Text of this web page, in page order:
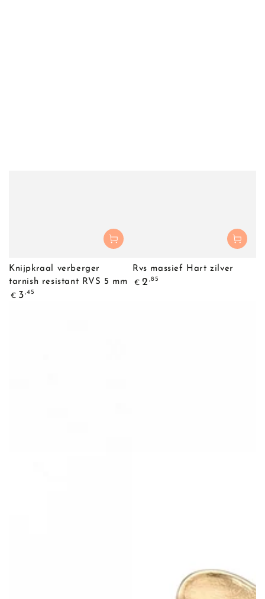
Knijpkraal verberger
tarnish resistant RVS 5 mm
Normale
€ 3,45
Rvs massief Hart zilver
Normale
€ 2 ,85